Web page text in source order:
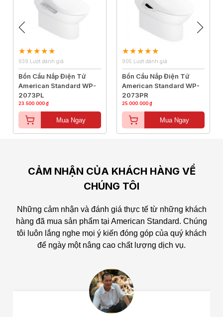
939 Lượt đánh giá
Bồn Cầu Nắp Điện Tử
American Standard WP-
2073PL
23.500.000 ₫
Mua Ngay
905 Lượt đánh giá
Bồn Cầu Nắp Điện Tử
American Standard WP-
2073PR
25.000.000 ₫
Mua Ngay
CẢM NHẬN CỦA KHÁCH HÀNG VỀ
CHÚNG TÔI
Những cảm nhận và đánh giá thực tế từ những khách
hàng đã mua sản phẩm tại American Standard. Chúng
tôi luôn lắng nghe mọi ý kiến đóng góp của quý khách
để ngày một nâng cao chất lượng dịch vụ.